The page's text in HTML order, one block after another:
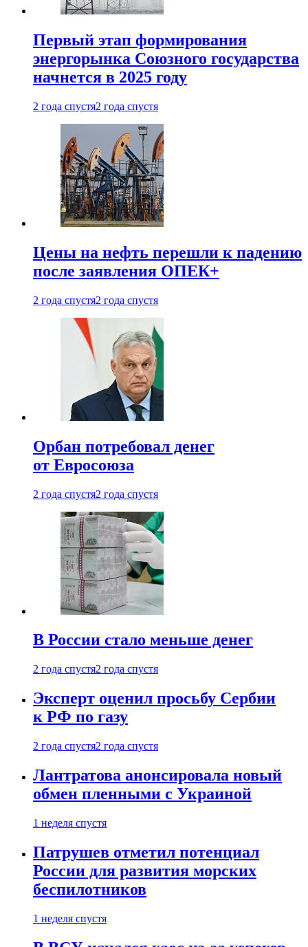
Первый этап формирования
энергорынка Союзного государства
начнется в 2025 году
2 года спустя2 года спустя
Цены на нефть перешли к падению
после заявления ОПЕК+
2 года спустя2 года спустя
Орбан потребовал денег
от Евросоюза
2 года спустя2 года спустя
В России стало меньше денег
2 года спустя2 года спустя
Эксперт оценил просьбу Сербии
к РФ по газу
2 года спустя2 года спустя
Лантратова анонсировала новый
обмен пленными с Украиной
1 неделя спустя
Патрушев отметил потенциал
России для развития морских
беспилотников
1 неделя спустя